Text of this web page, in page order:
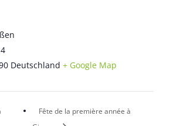
Deutschland + Google Map
Fête de la première année à